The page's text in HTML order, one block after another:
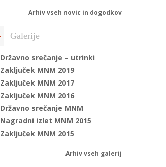
Arhiv vseh novic in dogodkov
Galerije
Državno srečanje – utrinki
Zaključek MNM 2019
Zaključek MNM 2017
Zaključek MNM 2016
Državno srečanje MNM
Nagradni izlet MNM 2015
Zaključek MNM 2015
Arhiv vseh galerij